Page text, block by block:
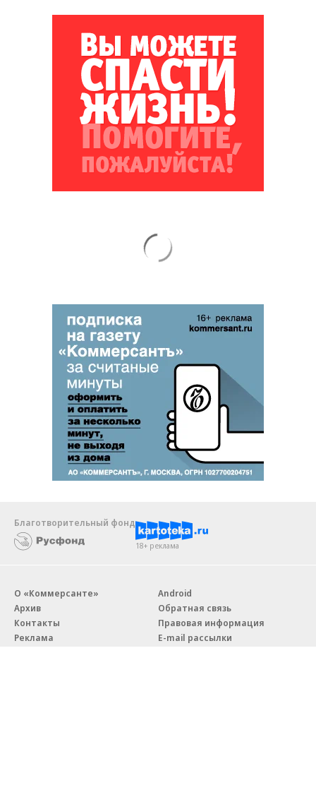
Благотворительный фонд
18+ реклама
О «Коммерсанте»
Архив
Контакты
Реклама
Android
Обратная связь
Правовая информация
E-mail рассылки